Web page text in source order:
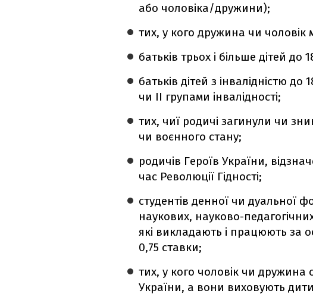
або чоловіка/дружини);
тих, у кого дружина чи чоловік
батьків трьох і більше дітей до
батьків дітей з інвалідністю до
чи II групами інвалідності;
тих, чиї родичі загинули чи
чи воєнного стану;
родичів Героїв України,
час Революції Гідності;
студентів денної чи дуальної
наукових, науково-
які викладають і працюють за
0,75 ставки;
тих, у кого чоловік чи дружина
України, а вони виховують